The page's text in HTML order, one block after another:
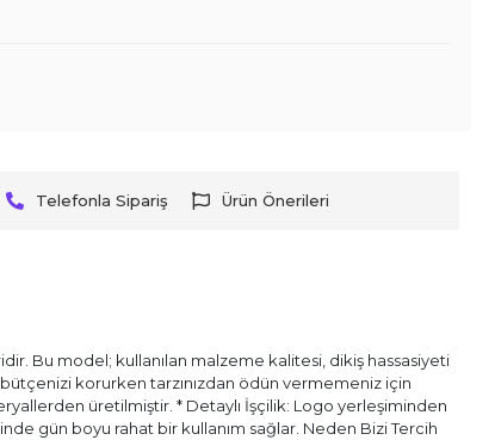
Telefonla Sipariş Ürün Önerileri
Bu model; kullanılan malzeme kalitesi, dikiş hassasiyeti
bütçenizi korurken tarzınızdan ödün vermemeniz için
üretilmiştir. * Detaylı İşçilik: Logo yerleşiminden
gün boyu rahat bir kullanım sağlar. Neden Bizi Tercih